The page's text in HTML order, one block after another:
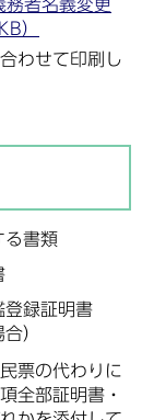
務者名義変更
）
わせて印刷し
る書類
登録証明書
）
票の代わりに
全部証明書・